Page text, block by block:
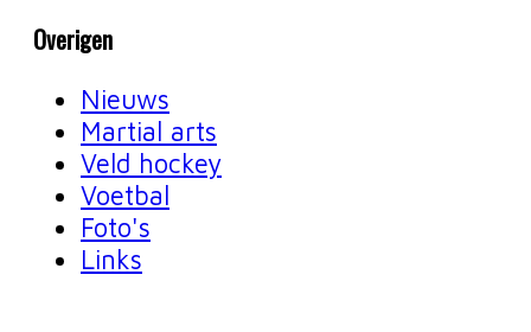
Overigen
Nieuws
Martial arts
Veld hockey
Voetbal
Foto's
Links